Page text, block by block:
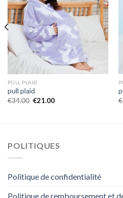
PULL PLAID
pull plaid
€34.00 €21.00
€
POLITIQUES
Politique de confidentialité
Politique de remboursement et